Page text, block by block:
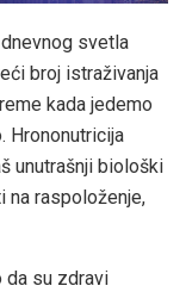
svetla
broj istraživanja
kada jedemo
Hrononutricija
unutrašnji biološki
na raspoloženje,
da su zdravi